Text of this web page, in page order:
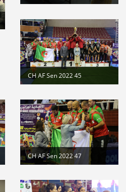
CH AF Sen 2022 45
CH AF Sen 2022 47